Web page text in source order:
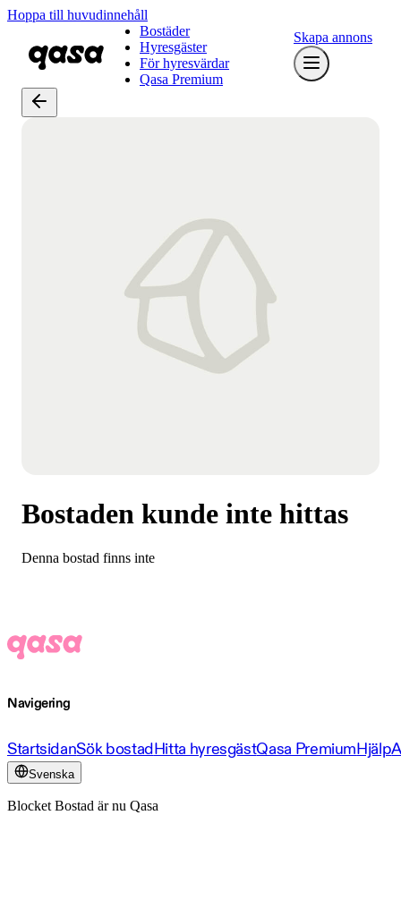
Hoppa till huvudinnehåll
Bostäder
Hyresgäster
För hyresvärdar
Qasa Premium
Skapa annons
Bostaden kunde inte hittas
Denna bostad finns inte
Navigering
StartsidanSök bostadHitta hyresgästQasa PremiumHjälp
Svenska
Blocket Bostad är nu Qasa